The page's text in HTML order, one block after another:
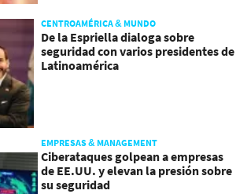
CENTROAMÉRICA & MUNDO
De la Espriella dialoga sobre
seguridad con varios presidentes de
Latinoamérica
EMPRESAS & MANAGEMENT
Ciberataques golpean a empresas
de EE.UU. y elevan la presión sobre
su seguridad